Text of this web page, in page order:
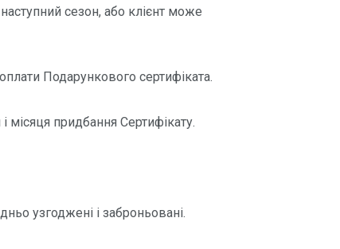
сезон, або клієнт може
Подарункового сертифіката.
місяця придбання Сертифікату.
узгоджені і заброньовані.